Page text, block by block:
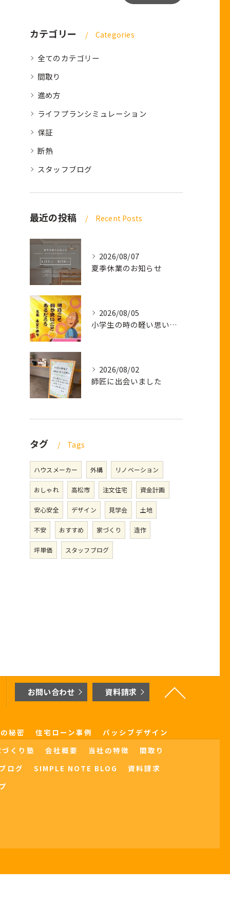
カテゴリー Categories
全てのカテゴリー
間取り
進め方
ライフプランシミュレーション
保証
断熱
スタッフブログ
最近の投稿 Recent Posts
2026/08/07
夏季休業のお知らせ
2026/08/05
小学生の時の軽い思い出話し
2026/08/02
師匠に出会いました
タグ Tags
ハウスメーカー 外構 リノベーション
おしゃれ 高松市 注文住宅 資金計画
安心安全 デザイン 見学会 土地
不安 おすすめ 家づくり 造作
坪単価 スタッフブログ
お問い合わせ 資料請求
秘密 住宅ローン事例
パッシブデザイン
づくり塾 会社概要 当社の特徴
間取り
ログ SIMPLE NOTE BLOG
資料請求